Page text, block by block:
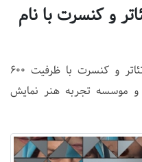
و کنسرت با نام
اولین سالن تخصصی روباز اجرای تئاتر و کنسرت با ظرفیت ۶۰۰
و موسسه تجربه هنر نمایش